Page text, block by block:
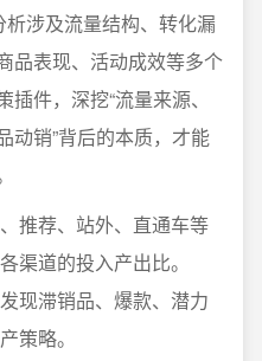
析涉及流量结构、转化漏
品表现、活动成效等多个
件，深挖“流量来源、
动销”背后的本质，才能
推荐、站外、直通车等
渠道的投入产出比。
现滞销品、爆款、潜力
策略。